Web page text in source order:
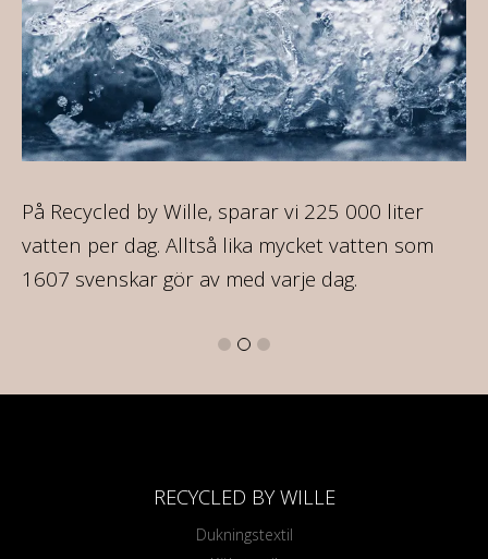
På Recycled by Wille, sparar vi 225 000 liter
vatten per dag. Alltså lika mycket vatten som
1607 svenskar gör av med varje dag.
RECYCLED BY WILLE
Dukningstextil